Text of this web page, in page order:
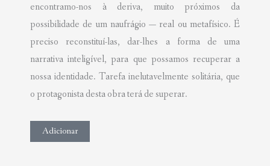
encontramo-nos à deriva, muito próximos da
possibilidade de um naufrágio — real ou metafísico. É
preciso reconstituí-las, dar-lhes a forma de uma
narrativa inteligível, para que possamos recuperar a
nossa identidade. Tarefa inelutavelmente solitária, que
o protagonista desta obra terá de superar.
Adicionar